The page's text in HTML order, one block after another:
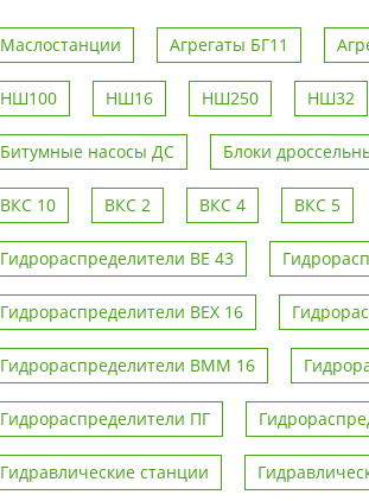
Маслостанции Агрегаты БГ11
НШ100 НШ16 НШ250 НШ32
Битумные насосы ДС Блоки
ВКС 10 ВКС 2 ВКС 4 ВКС 5
Гидрораспределители ВЕ 43
Гидрораспределители ВЕХ 16
Гидрораспределители ВММ 16
Гидрораспределители ПГ
Гидравлические станции